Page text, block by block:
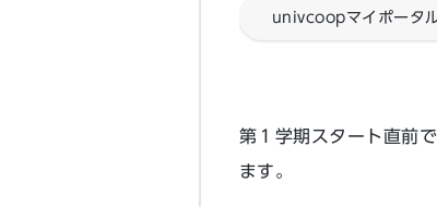
univcoopマイポータ
第１学期スタート直前
ます。